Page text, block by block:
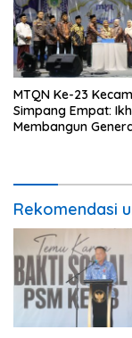
MTQN Ke-23
Simpang Empat:
Membangun
Rekomendasi